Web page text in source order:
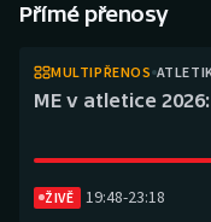
Box
Cyklistika
Přímé přenosy
MULTIPŘENOS
ME v atletice
ŽIVĚ 19:48-23:18